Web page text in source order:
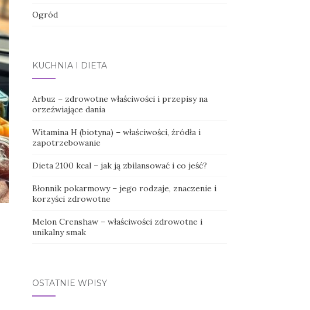
Ogród
KUCHNIA I DIETA
Arbuz – zdrowotne właściwości i przepisy na
orzeźwiające dania
Witamina H (biotyna) – właściwości, źródła i
zapotrzebowanie
Dieta 2100 kcal – jak ją zbilansować i co jeść?
Błonnik pokarmowy – jego rodzaje, znaczenie i
korzyści zdrowotne
Melon Crenshaw – właściwości zdrowotne i
unikalny smak
OSTATNIE WPISY